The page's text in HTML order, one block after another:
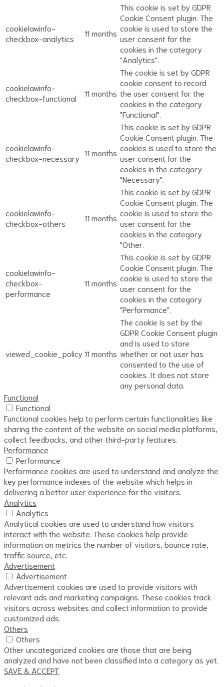
cookielawinfo-
checkbox-analytics
11 months
This cookie is set by GDPR
Cookie Consent plugin. The
cookie is used to store the
user consent for the
cookies in the category
"Analytics".
cookielawinfo-
checkbox-functional
11 months
The cookie is set by GDPR
cookie consent to record
the user consent for the
cookies in the category
"Functional".
cookielawinfo-
checkbox-necessary
11 months
This cookie is set by GDPR
Cookie Consent plugin. The
cookies is used to store the
user consent for the
cookies in the category
"Necessary".
cookielawinfo-
checkbox-others
11 months
This cookie is set by GDPR
Cookie Consent plugin. The
cookie is used to store the
user consent for the
cookies in the category
"Other.
cookielawinfo-
checkbox-
performance
11 months
This cookie is set by GDPR
Cookie Consent plugin. The
cookie is used to store the
user consent for the
cookies in the category
"Performance".
viewed_cookie_policy11 months
The cookie is set by the
GDPR Cookie Consent plugin
and is used to store
whether or not user has
consented to the use of
cookies. It does not store
any personal data.
Functional
Functional
Functional cookies help to perform certain functionalities like
sharing the content of the website on social media platforms,
collect feedbacks, and other third-party features.
Performance
Performance
Performance cookies are used to understand and analyze the
key performance indexes of the website which helps in
delivering a better user experience for the visitors.
Analytics
Analytics
Analytical cookies are used to understand how visitors
interact with the website. These cookies help provide
information on metrics the number of visitors, bounce rate,
traffic source, etc.
Advertisement
Advertisement
Advertisement cookies are used to provide visitors with
relevant ads and marketing campaigns. These cookies track
visitors across websites and collect information to provide
customized ads.
Others
Others
Other uncategorized cookies are those that are being
analyzed and have not been classified into a category as yet.
SAVE & ACCEPT